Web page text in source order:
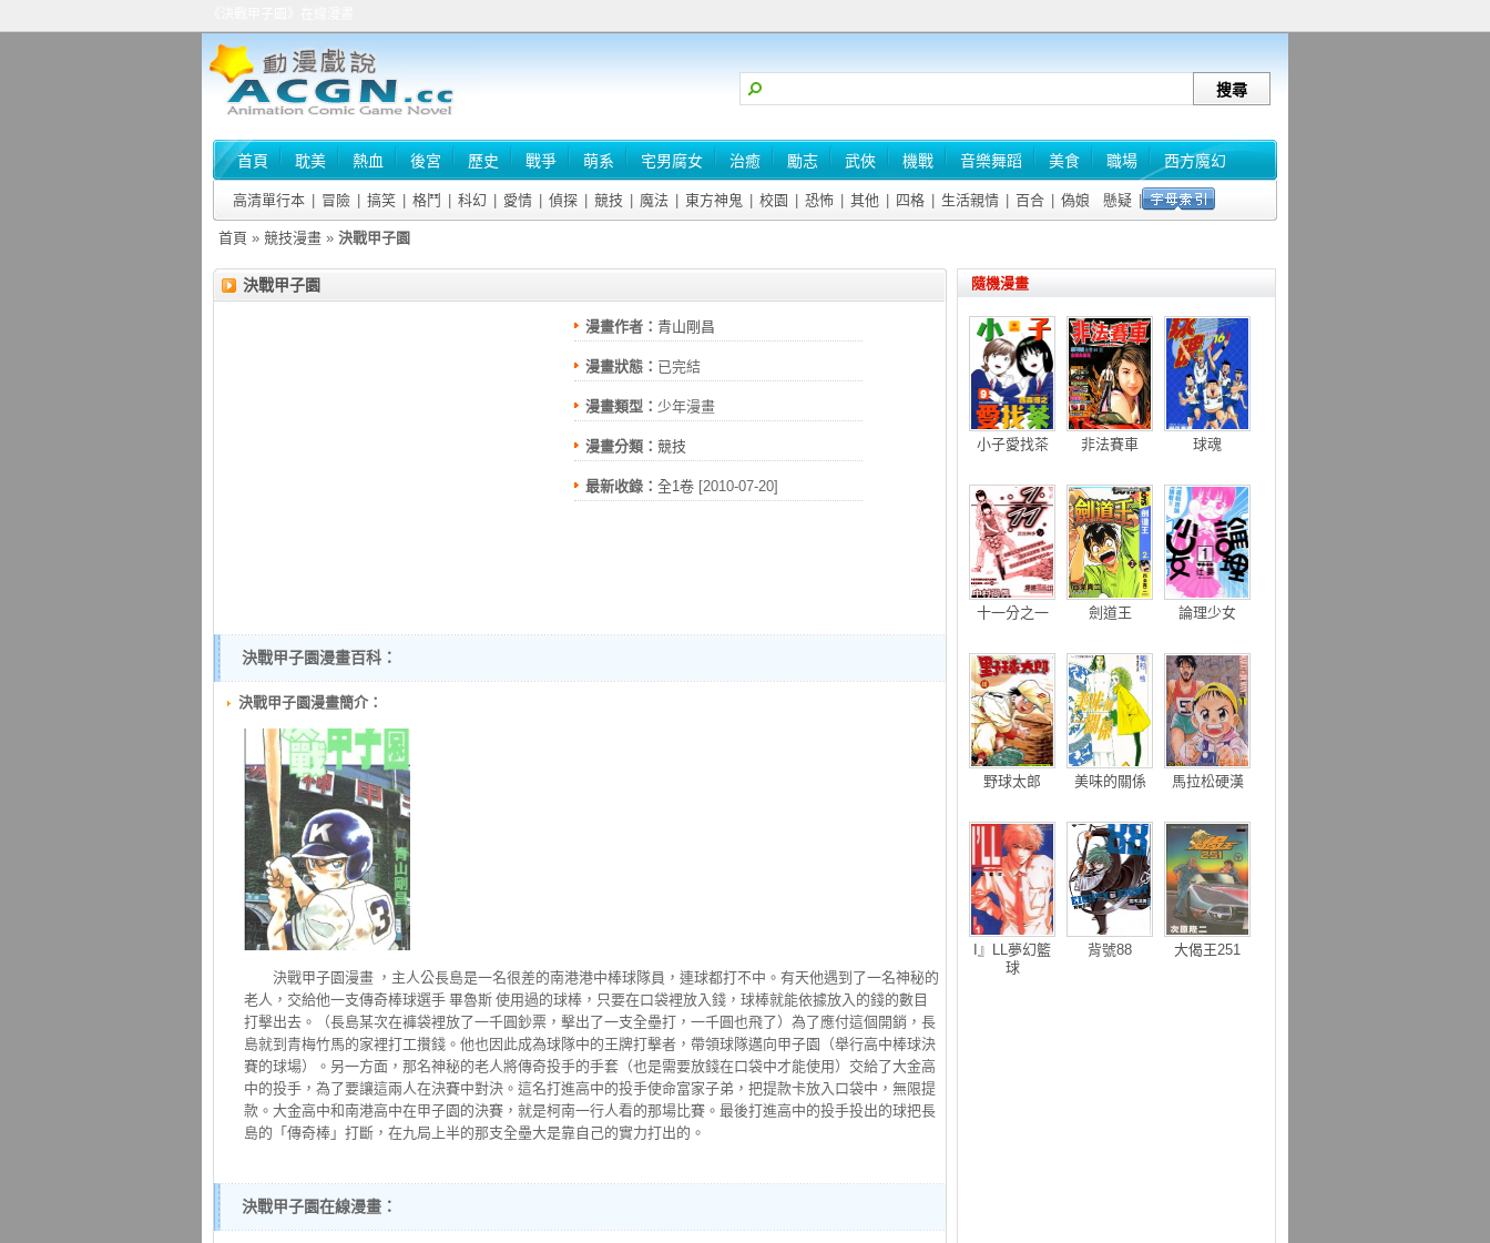
首頁 耽美 熱血 後宮 歷史 戰爭 萌系 宅男腐女 治癒 勵志 武俠 機戰 音樂舞蹈 美食 職場 西方魔幻
高清單行本 冒險 搞笑 格鬥 科幻 愛情 偵探 競技 魔法 東方神鬼 校園 恐怖 其他 四格 生活親情 百合 偽娘 懸疑
首頁 » 競技漫畫 » 決戰甲子園
決戰甲子園
漫畫作者： 青山剛昌
漫畫狀態： 已完結
漫畫類型： 少年漫畫
漫畫分類： 競技
最新收錄： 全1卷 [2010-07-20]
決戰甲子園漫畫百科：
決戰甲子園漫畫簡介：
決戰甲子園漫畫 ，主人公長島是一名很差的南港港中棒球隊員，連球都打不中。有天他遇到了一名神秘的
老人，交給他一支傳奇棒球選手 畢魯斯 使用過的球棒，只要在口袋裡放入錢，球棒就能依據放入的錢的數目
打擊出去。（長島某次在褲袋裡放了一千圓鈔票，擊出了一支全壘打，一千圓也飛了）為了應付這個開銷，長
島就到青梅竹馬的家裡打工攢錢。他也因此成為球隊中的王牌打擊者，帶領球隊邁向甲子園（舉行高中棒球決
賽的球場）。另一方面，那名神秘的老人將傳奇投手的手套（也是需要放錢在口袋中才能使用）交給了大金高
中的投手，為了要讓這兩人在決賽中對決。這名打進高中的投手使命富家子弟，把提款卡放入口袋中，無限提
款。大金高中和南港高中在甲子園的決賽，就是柯南一行人看的那場比賽。最後打進高中的投手投出的球把長
島的「傳奇棒」打斷，在九局上半的那支全壘大是靠自己的實力打出的。
決戰甲子園在線漫畫：
隨機漫畫
小子愛找茶 非法賽車 球魂
十一分之一 劍道王 論理少女
野球太郎 美味的關係 馬拉松硬漢
I』LL夢幻籃
球
背號88 大偈王251